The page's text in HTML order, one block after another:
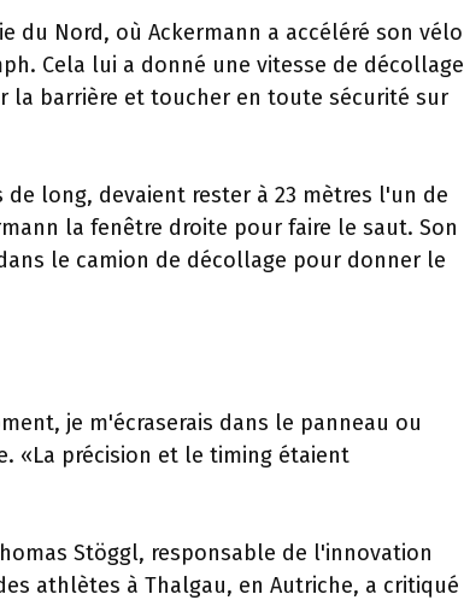
du Nord, où Ackermann a accéléré son vélo
Cela lui a donné une vitesse de décollage
la barrière et toucher en toute sécurité sur
long, devaient rester à 23 mètres l'un de
la fenêtre droite pour faire le saut. Son
le camion de décollage pour donner le
je m'écraserais dans le panneau ou
«La précision et le timing étaient
Stöggl, responsable de l'innovation
athlètes à Thalgau, en Autriche, a critiqué